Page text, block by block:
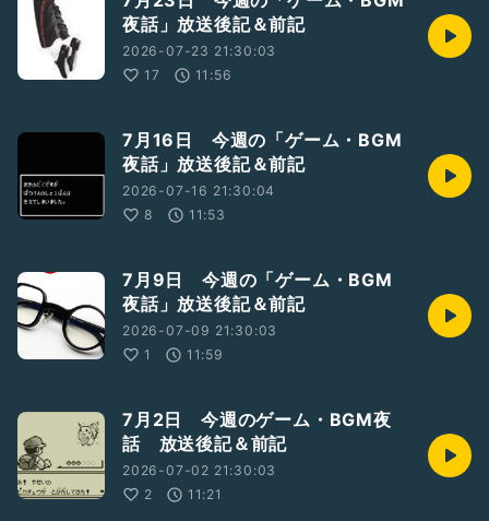
夜話」放送後記＆前記
2026-07-23 21:30:03
17
11:56
7月16日 今週の「ゲーム・BGM
夜話」放送後記＆前記
2026-07-16 21:30:04
8
11:53
7月9日 今週の「ゲーム・BGM
夜話」放送後記＆前記
2026-07-09 21:30:03
1
11:59
7月2日 今週のゲーム・BGM夜
話 放送後記＆前記
2026-07-02 21:30:03
2
11:21